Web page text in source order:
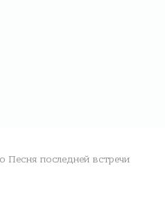
Песня последней встречи